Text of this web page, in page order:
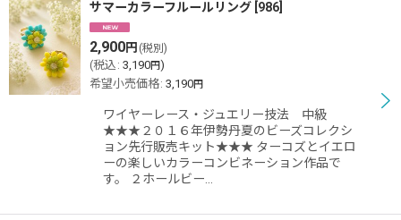
サマーカラーフルールリング 986
2,900円 (税別)
(税込 : 3,190円)
希望小売価格: 3,190円
ワイヤーレース・ジュエリー技法 中級
★★★２０１６年伊勢丹夏のビーズコレクシ
ョン先行販売キット★★★ ターコズとイエロ
ーの楽しいカラーコンビネーション作品で
す。 ２ホールビー…